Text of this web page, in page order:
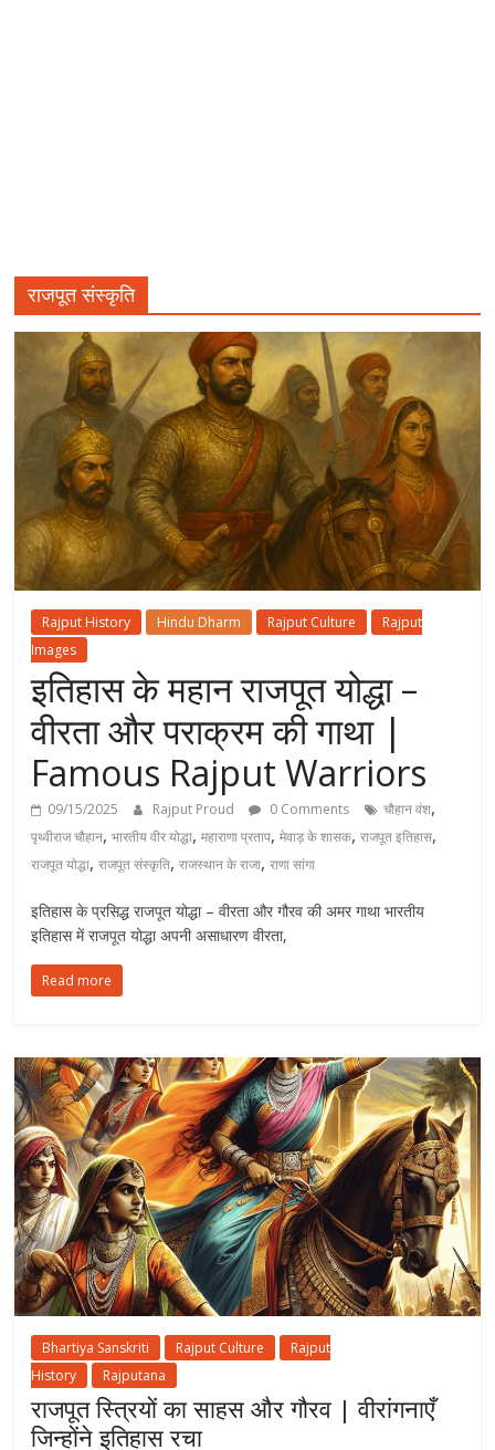
राजपूत संस्कृति
Rajput History Hindu Dharm Rajput Culture
Rajput
Images
इतिहास के महान राजपूत योद्धा –
वीरता और पराक्रम की गाथा |
Famous Rajput Warriors
09/15/2025 Rajput Proud 0 Comments चौहान वंश,
पृथ्वीराज चौहान,भारतीय वीर योद्धा,महाराणा प्रताप,मेवाड़ के शासक,राजपूत इतिहास,
राजपूत योद्धा,राजपूत संस्कृति,राजस्थान के राजा,राणा सांगा
इतिहास के प्रसिद्ध राजपूत योद्धा – वीरता और गौरव की अमर गाथा भारतीय
इतिहास में राजपूत योद्धा अपनी असाधारण वीरता,
Read more
Bhartiya Sanskriti Rajput Culture
Rajput
History
Rajputana
राजपूत स्त्रियों का साहस और गौरव | वीरांगनाएँ
जिन्होंने इतिहास रचा